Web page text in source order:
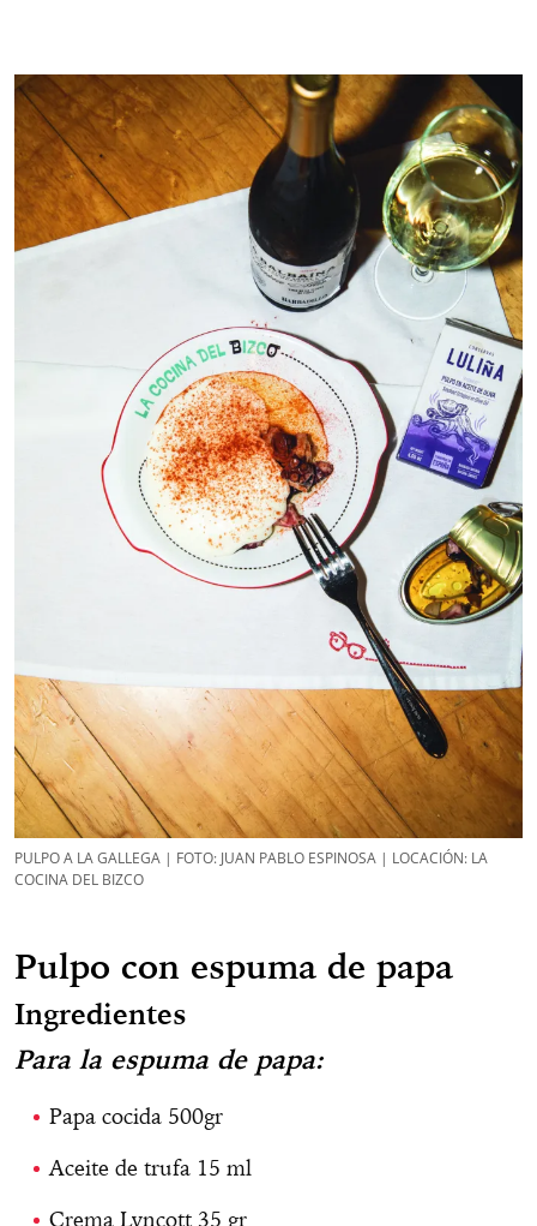
PULPO A LA GALLEGA | FOTO: JUAN PABLO ESPINOSA | LOCACIÓN: LA
COCINA DEL BIZCO
Pulpo con espuma de papa
Ingredientes
Para la espuma de papa:
Papa cocida 500gr
Aceite de trufa 15 ml
Crema Lyncott 35 gr